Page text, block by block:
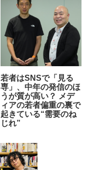
若者はSNSで「見る
専」、中年の発信のほ
うが質が高い？ メデ
ィアの若者偏重の裏で
起きている“需要のね
じれ”